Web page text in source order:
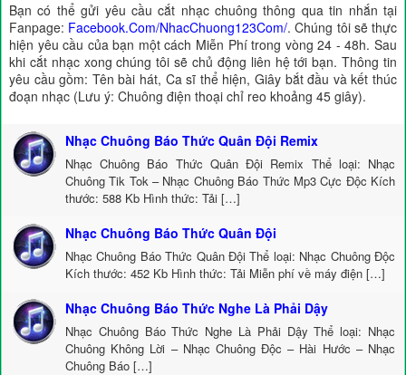
Bạn có thể gửi yêu cầu cắt nhạc chuông thông qua tin nhắn tại
Fanpage: Facebook.Com/NhacChuong123Com/. Chúng tôi sẽ thực
hiện yêu cầu của bạn một cách Miễn Phí trong vòng 24 - 48h. Sau
khi cắt nhạc xong chúng tôi sẽ chủ động liên hệ tới bạn. Thông tin
yêu cầu gồm: Tên bài hát, Ca sĩ thể hiện, Giây bắt đầu và kết thúc
đoạn nhạc (Lưu ý: Chuông điện thoại chỉ reo khoảng 45 giây).
Nhạc Chuông Báo Thức Quân Đội Remix
Nhạc Chuông Báo Thức Quân Đội Remix Thể loại: Nhạc
Chuông Tik Tok – Nhạc Chuông Báo Thức Mp3 Cực Độc Kích
thước: 588 Kb Hình thức: Tải […]
Nhạc Chuông Báo Thức Quân Đội
Nhạc Chuông Báo Thức Quân Đội Thể loại: Nhạc Chuông Độc
Kích thước: 452 Kb Hình thức: Tải Miễn phí về máy điện […]
Nhạc Chuông Báo Thức Nghe Là Phải Dậy
Nhạc Chuông Báo Thức Nghe Là Phải Dậy Thể loại: Nhạc
Chuông Không Lời – Nhạc Chuông Độc – Hài Hước – Nhạc
Chuông Báo […]